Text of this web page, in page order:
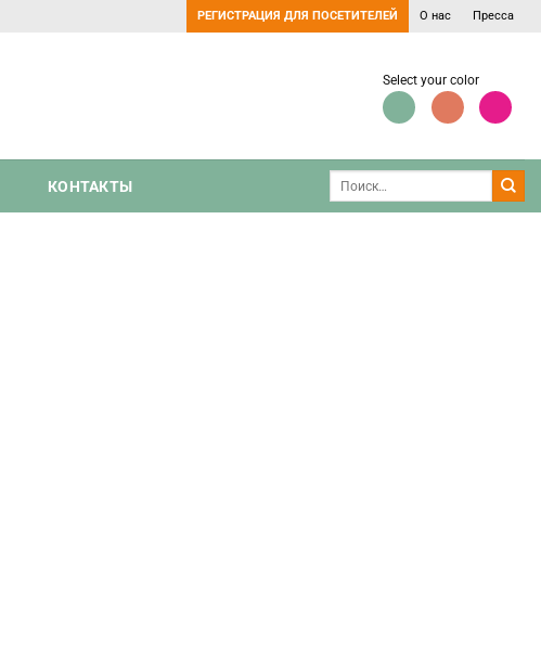
РЕГИСТРАЦИЯ ДЛЯ ПОСЕТИТЕЛЕЙ О нас Пресса
Select your color
КОНТАКТЫ